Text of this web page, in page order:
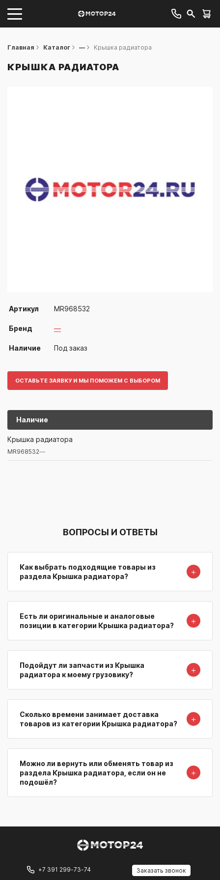
Главная Каталог — Крышка радиатора
КРЫШКА РАДИАТОРА
Артикул MR968532
Бренд —
Наличие Под заказ
ОСТАВЬТЕ ЗАЯВКУ И МЫ ПОМОЖЕМ С ВЫБОРОМ
Наличие
Артикул/Бренд
MR968532—
Крышка радиатора
MR968532—
ВОПРОСЫ И ОТВЕТЫ
Как выбрать подходящие товары из
раздела Крышка радиатора?
＋
Есть ли оригинальные и аналоговые
позиции в категории Крышка радиатора?
＋
Подойдут ли запчасти из Крышка
радиатора к моему грузовику?
＋
Сколько времени занимает доставка
товаров из категории Крышка радиатора?
＋
Можно ли вернуть или обменять товар из
раздела Крышка радиатора, если он не
подошёл?
＋
+7 391 299-73-74 Заказать звонок